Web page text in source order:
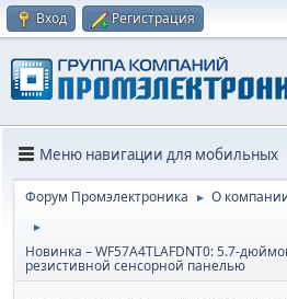
Вход Регистрация
Меню навигации для мобильных
Форум Промэлектроника ► О
►
Новинка – WF57A4TLAFDNT0: 5.7-
резистивной сенсорной панелью